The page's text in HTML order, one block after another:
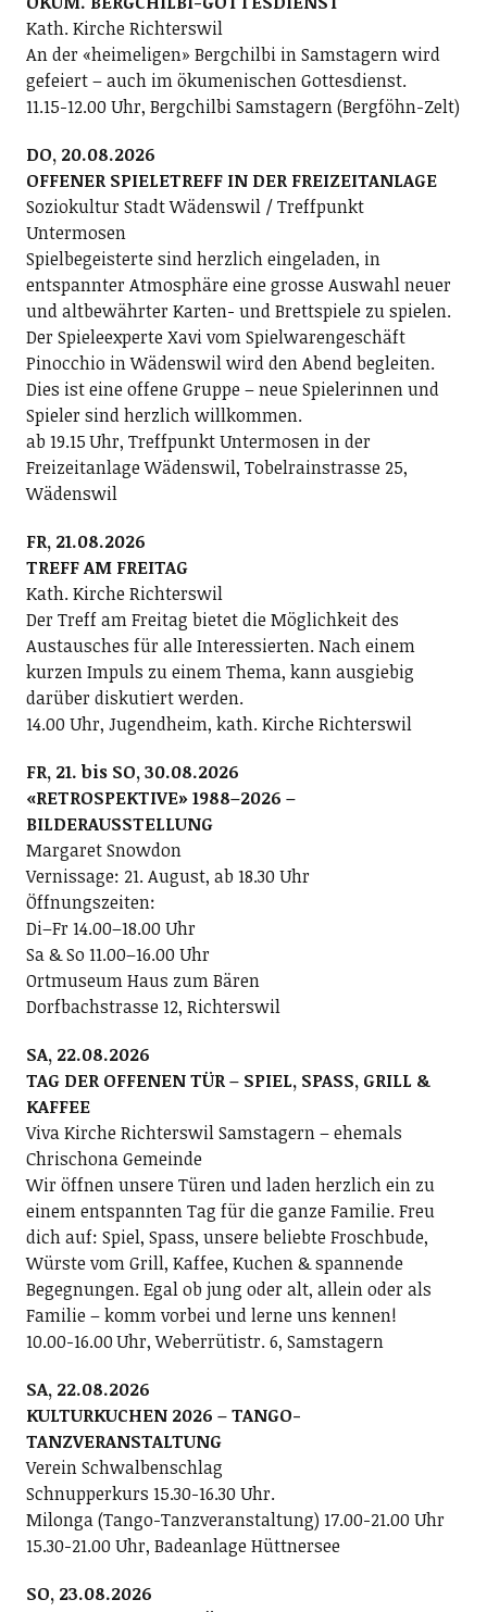
Kath. Kirche Richterswil
An der «heimeligen» Bergchilbi in Samstagern wird
gefeiert – auch im ökumenischen Gottesdienst.
11.15-12.00 Uhr, Bergchilbi Samstagern (Bergföhn-Zelt)
DO, 20.08.2026
OFFENER SPIELETREFF IN DER FREIZEITANLAGE
Soziokultur Stadt Wädenswil / Treffpunkt
Untermosen
Spielbegeisterte sind herzlich eingeladen, in
entspannter Atmosphäre eine grosse Auswahl neuer
und altbewährter Karten- und Brettspiele zu spielen.
Der Spieleexperte Xavi vom Spielwarengeschäft
Pinocchio in Wädenswil wird den Abend begleiten.
Dies ist eine offene Gruppe – neue Spielerinnen und
Spieler sind herzlich willkommen.
ab 19.15 Uhr, Treffpunkt Untermosen in der
Freizeitanlage Wädenswil, Tobelrainstrasse 25,
Wädenswil
FR, 21.08.2026
TREFF AM FREITAG
Kath. Kirche Richterswil
Der Treff am Freitag bietet die Möglichkeit des
Austausches für alle Interessierten. Nach einem
kurzen Impuls zu einem Thema, kann ausgiebig
darüber diskutiert werden.
14.00 Uhr, Jugendheim, kath. Kirche Richterswil
FR, 21. bis SO, 30.08.2026
«RETROSPEKTIVE» 1988–2026 –
BILDERAUSSTELLUNG
Margaret Snowdon
Vernissage: 21. August, ab 18.30 Uhr
Öffnungszeiten:
Di–Fr 14.00–18.00 Uhr
Sa & So 11.00–16.00 Uhr
Ortmuseum Haus zum Bären
Dorfbachstrasse 12, Richterswil
SA, 22.08.2026
TAG DER OFFENEN TÜR – SPIEL, SPASS, GRILL &
KAFFEE
Viva Kirche Richterswil Samstagern – ehemals
Chrischona Gemeinde
Wir öffnen unsere Türen und laden herzlich ein zu
einem entspannten Tag für die ganze Familie. Freu
dich auf: Spiel, Spass, unsere beliebte Froschbude,
Würste vom Grill, Kaffee, Kuchen & spannende
Begegnungen. Egal ob jung oder alt, allein oder als
Familie – komm vorbei und lerne uns kennen!
10.00-16.00 Uhr, Weberrütistr. 6, Samstagern
SA, 22.08.2026
KULTURKUCHEN 2026 – TANGO-
TANZVERANSTALTUNG
Verein Schwalbenschlag
Schnupperkurs 15.30-16.30 Uhr.
Milonga (Tango-Tanzveranstaltung) 17.00-21.00 Uhr
15.30-21.00 Uhr, Badeanlage Hüttnersee
SO, 23.08.2026